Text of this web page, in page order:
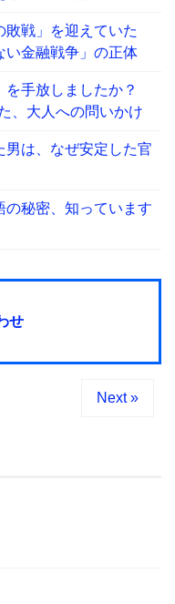
敗戦」を迎えていた
金融戦争」の正体
手放しましたか？
、大人への問いかけ
男は、なぜ安定した官
の秘密、知っています
せ
Next »